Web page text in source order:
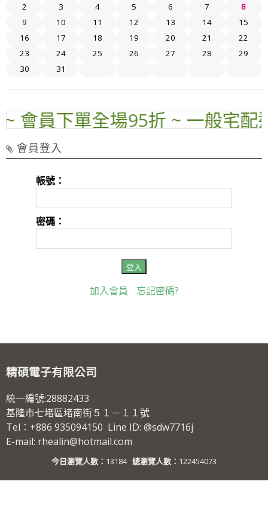
2
3 4 5 6 7
8
9
10 11 12 13 14
15
16
17 18 19 20 21
22
23
24 25 26 27 28
29
30
31
會員下單全場95折 ~ 一般宅配
會員登入
帳號：
密碼：
加入會員 忘記密碼?
精碩電子有限公司
統一編號:28882433
基隆市七堵區堵南街５１－１１號
Tel：+886 935094150 Line ID: @sdw7716j
E-mail: rhealin@hotmail.com
今日瀏覽人數： 13184 總瀏覽人數： 122454073